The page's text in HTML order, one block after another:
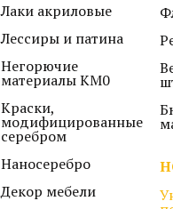
Лаки акриловые
Лессиры и патина
Негорючие
материалы КМ0
Краски,
модифицированные
серебром
Наносеребро
Декор мебели